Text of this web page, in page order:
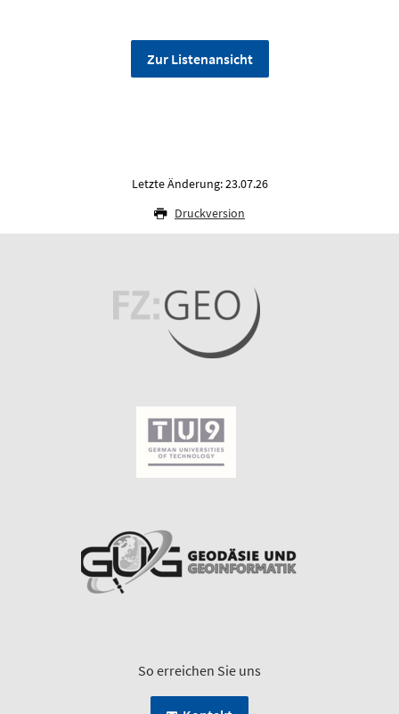
Zur Listenansicht
Letzte Änderung: 23.07.26
Druckversion
So erreichen Sie uns